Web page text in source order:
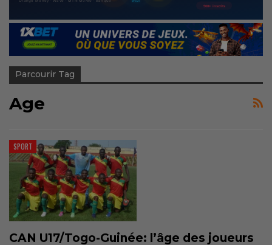
Parcourir Tag
Age
SPORT
CAN U17/Togo-Guinée: l’âge des joueurs